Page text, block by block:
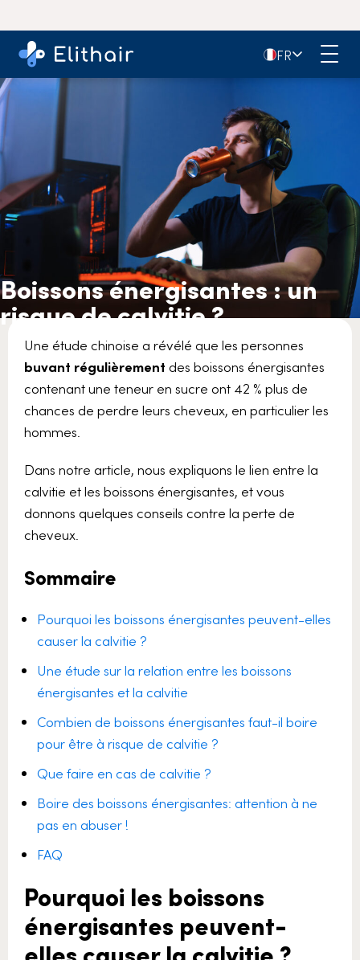
🇫🇷FR
Boissons énergisantes : un
risque de calvitie ?
Une étude chinoise a révélé que les personnes
buvant régulièrement des boissons énergisantes
contenant une teneur en sucre ont 42 % plus de
chances de perdre leurs cheveux, en particulier les
hommes.
Dans notre article, nous expliquons le lien entre la
calvitie et les boissons énergisantes, et vous
donnons quelques conseils contre la perte de
cheveux.
Sommaire
Pourquoi les boissons énergisantes peuvent-elles
causer la calvitie ?
Une étude sur la relation entre les boissons
énergisantes et la calvitie
Combien de boissons énergisantes faut-il boire
pour être à risque de calvitie ?
Que faire en cas de calvitie ?
Boire des boissons énergisantes: attention à ne
pas en abuser !
FAQ
Pourquoi les boissons
énergisantes peuvent-